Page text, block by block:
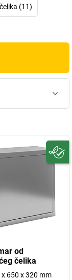
(11)
od
čelika
x 650 x 320 mm